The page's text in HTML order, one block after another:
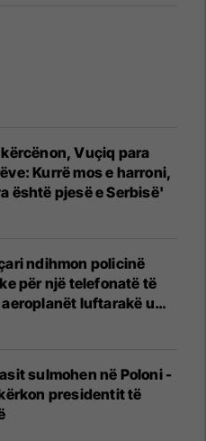
Vuçiq para
Kurrë mos e harroni,
është pjesë e Serbisë'
ndihmon policinë
për një telefonatë të
luftarakë u
ajër për të
sulmohen në Poloni -
presidentit të